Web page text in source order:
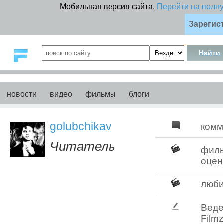
Мобильная версия сайта. Перейти на
новости видео фильмы блоги
golubchikav
Читатель